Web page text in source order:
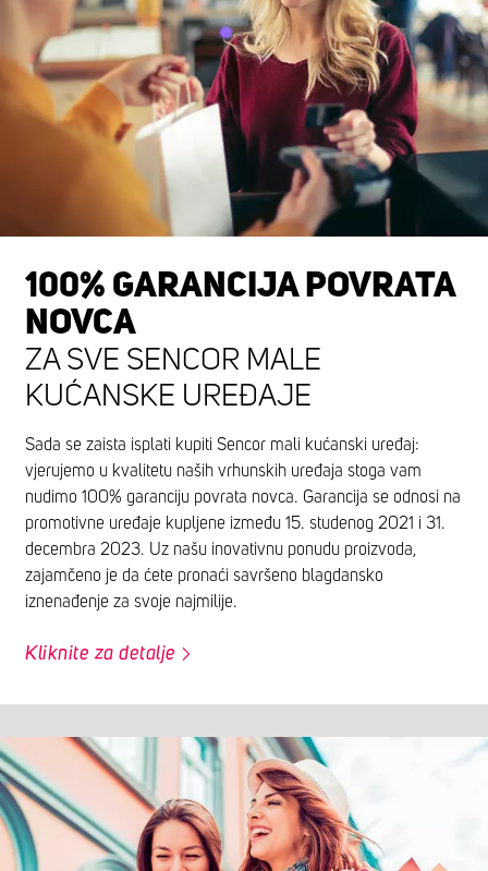
100% GARANCIJA POVRATA
NOVCA
ZA SVE SENCOR MALE
KUĆANSKE UREĐAJE
Sada se zaista isplati kupiti Sencor mali kućanski uređaj:
vjerujemo u kvalitetu naših vrhunskih uređaja stoga vam
nudimo 100% garanciju povrata novca. Garancija se odnosi na
promotivne uređaje kupljene između 15. studenog 2021 i 31.
decembra 2023. Uz našu inovativnu ponudu proizvoda,
zajamčeno je da ćete pronaći savršeno blagdansko
iznenađenje za svoje najmilije.
Kliknite za detalje